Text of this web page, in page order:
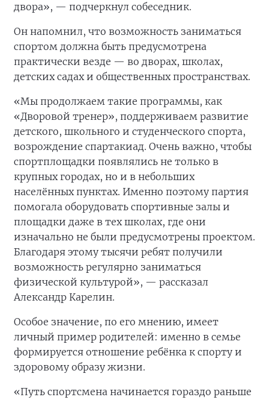
двора», — подчеркнул собеседник.
Он напомнил, что возможность заниматься
спортом должна быть предусмотрена
практически везде — во дворах, школах,
детских садах и общественных пространствах.
«Мы продолжаем такие программы, как
«Дворовой тренер», поддерживаем развитие
детского, школьного и студенческого спорта,
возрождение спартакиад. Очень важно, чтобы
спортплощадки появлялись не только в
крупных городах, но и в небольших
населённых пунктах. Именно поэтому партия
помогала оборудовать спортивные залы и
площадки даже в тех школах, где они
изначально не были предусмотрены проектом.
Благодаря этому тысячи ребят получили
возможность регулярно заниматься
физической культурой», — рассказал
Александр Карелин.
Особое значение, по его мнению, имеет
личный пример родителей: именно в семье
формируется отношение ребёнка к спорту и
здоровому образу жизни.
«Путь спортсмена начинается гораздо раньше